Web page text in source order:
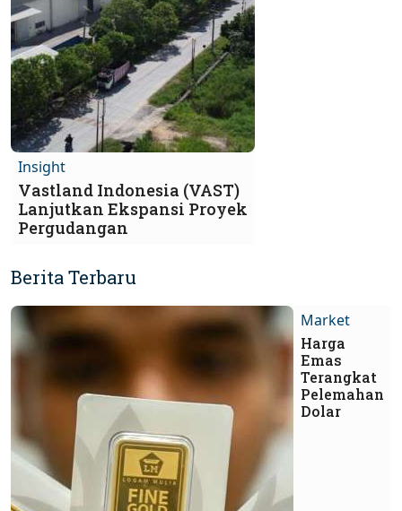
Insight
Vastland Indonesia (VAST)
Lanjutkan Ekspansi Proyek
Pergudangan
Berita Terbaru
Market
Harga
Emas
Terangkat
Pelemahan
Dolar